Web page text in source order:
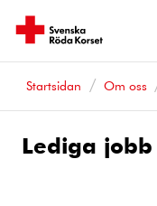
Startsidan Om oss
Lediga jobb